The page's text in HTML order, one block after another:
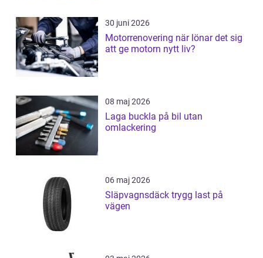
30 juni 2026
Motorrenovering när lönar det sig
att ge motorn nytt liv?
08 maj 2026
Laga buckla på bil utan
omlackering
06 maj 2026
Släpvagnsdäck trygg last på
vägen